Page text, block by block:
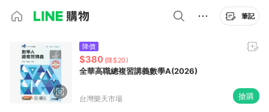
筆記
降價
$380 (降$20)
全華高職總複習講義數學A(2026)
台灣樂天市場 搶購